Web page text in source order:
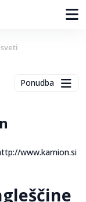
Ponudba
www.karnion.si